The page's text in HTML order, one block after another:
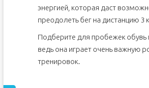
энергией, которая даст
преодолеть бег на дистанцию 3
Подберите для пробежек обувь
ведь она играет очень важную
тренировок.